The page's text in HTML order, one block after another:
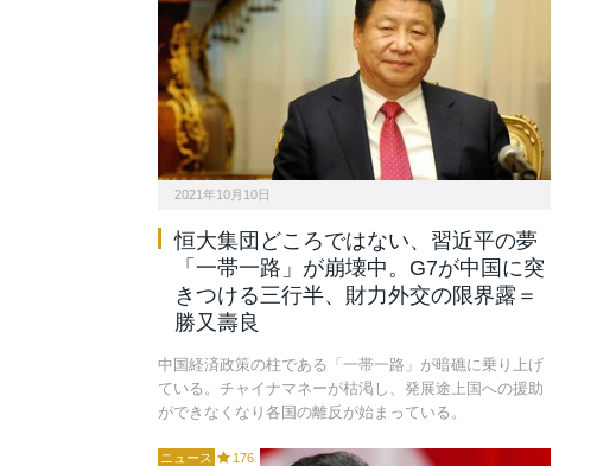
2021年10月10日
恒大集団どころではない、習近平の夢
「一帯一路」が崩壊中。G7が中国に突
きつける三行半、財力外交の限界露＝
勝又壽良
中国経済政策の柱である「一帯一路」が暗礁に乗り上げ
ている。チャイナマネーが枯渇し、発展途上国への援助
ができなくなり各国の離反が始まっている。
ニュース 176